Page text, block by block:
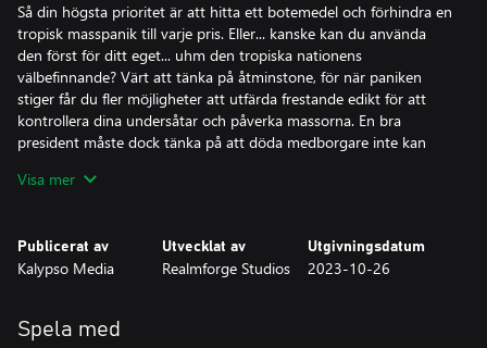
Så din högsta prioritet är att hitta ett botemedel och förhindra en
tropisk masspanik till varje pris. Eller... kanske kan du använda
den först för ditt eget... uhm den tropiska nationens
välbefinnande? Värt att tänka på åtminstone, för när paniken
stiger får du fler möjligheter att utfärda frestande edikt för att
kontrollera dina undersåtar och påverka massorna. En bra
president måste dock tänka på att döda medborgare inte kan
på allvar skada dina medborgare, andra kan vara en mild hosta
*host*.
• Dra i trådarna och behåll kontrollen i en kampanj med 4
uppdrag eller bekämpa sjukdomarna på en ny flerspelarkarta.
Visa mer
Publicerat av
Kalypso Media
Utvecklat av
Realmforge Studios
Utgivningsdatum
2023-10-26
Spela med